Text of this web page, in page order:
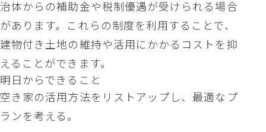
治体からの補助金や税制優遇が受けられる場合
があります。これらの制度を利用することで、
建物付き土地の維持や活用にかかるコストを抑
えることができます。
明日からできること
空き家の活用方法をリストアップし、最適なプ
ランを考える。